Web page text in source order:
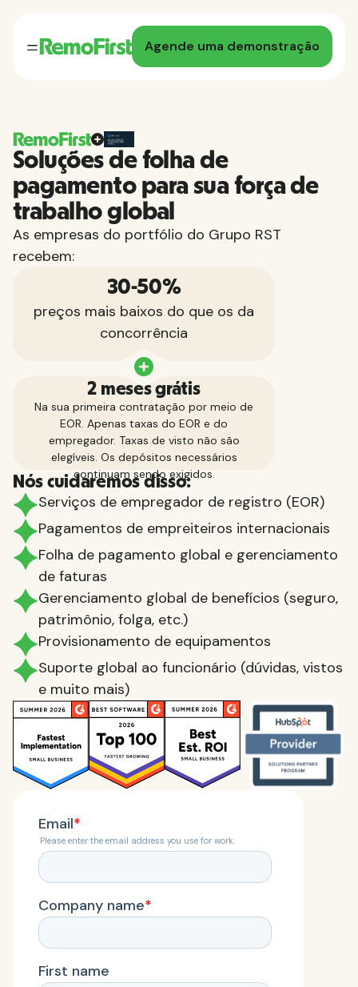
Agende uma demonstração
Soluções de folha de
pagamento para sua força de
trabalho global
As empresas do portfólio do Grupo RST
recebem:
30-50%
preços mais baixos do que os da
concorrência
2 meses grátis
Na sua primeira contratação por meio de
EOR. Apenas taxas do EOR e do
empregador. Taxas de visto não são
elegíveis. Os depósitos necessários
continuam sendo exigidos.
Nós cuidaremos disso:
Serviços de empregador de registro (EOR)
Pagamentos de empreiteiros internacionais
Folha de pagamento global e gerenciamento
de faturas
Gerenciamento global de benefícios (seguro,
patrimônio, folga, etc.)
Provisionamento de equipamentos
Suporte global ao funcionário (dúvidas, vistos
e muito mais)